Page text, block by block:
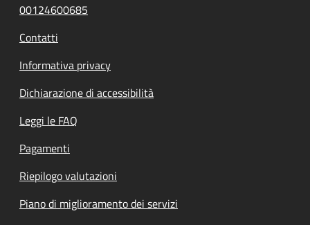
00124600685
Contatti
Informativa privacy
Dichiarazione di accessibilità
Leggi le FAQ
Pagamenti
Riepilogo valutazioni
Piano di miglioramento dei servizi